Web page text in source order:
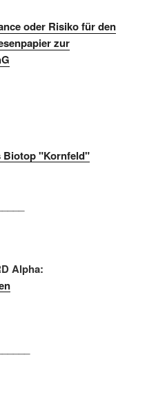
oder Risiko für den
zur
Biotop "Kornfeld"
Alpha: